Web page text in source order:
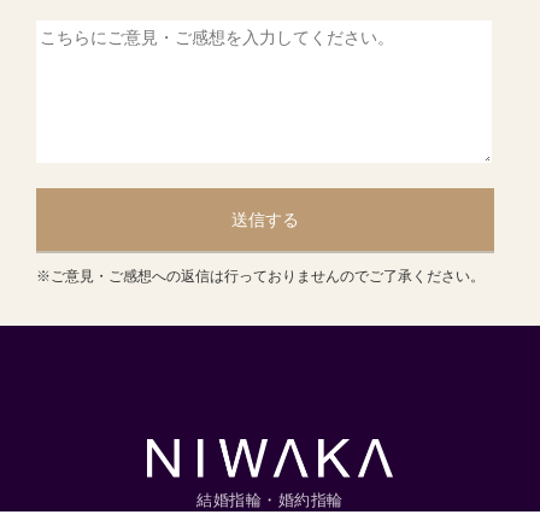
送信する
※ご意見・ご感想への返信は行っておりませんのでご了承ください。
結婚指輪・婚約指輪